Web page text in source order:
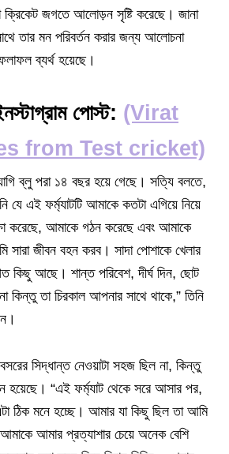
ক্রিকেট জগতে আলোড়ন সৃষ্টি করেছে। জানা
তার মন পরিবর্তন করার জন্য আলোচনা
ব্যর্থ হয়েছে।
পোস্ট: (Virat
from Test cricket)
ব্লু পরা ১৪ বছর হয়ে গেছে। সত্যি বলতে,
যে এই ফর্ম্যাটটি আমাকে কতটা এগিয়ে নিয়ে
করেছে, আমাকে গঠন করেছে এবং আমাকে
সারা জীবন বহন করব। সাদা পোশাকে খেলার
কিছু আছে। শান্ত পরিবেশ, দীর্ঘ দিন, ছোট
কিন্তু তা চিরকাল আপনার সাথে থাকে,” তিনি
সিদ্ধান্ত নেওয়াটা সহজ ছিল না, কিন্তু
হয়েছে। “এই ফর্ম্যাট থেকে সরে আসার পর,
ঠিক মনে হচ্ছে। আমার যা কিছু ছিল তা আমি
আমার প্রত্যাশার চেয়ে অনেক বেশি